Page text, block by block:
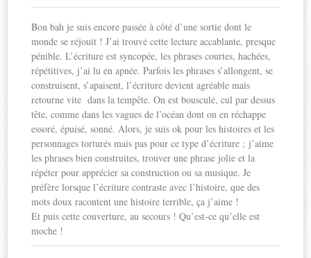
Bon bah je suis encore passée à côté d’une sortie dont le
monde se réjouit ! J’ai trouvé cette lecture accablante, presque
pénible. L’écriture est syncopée, les phrases courtes, hachées,
répétitives, j’ai lu en apnée. Parfois les phrases s’allongent, se
construisent, s’apaisent, l’écriture devient agréable mais
retourne vite dans la tempête. On est bousculé, cul par dessus
tête, comme dans les vagues de l’océan dont on en réchappe
essoré, épuisé, sonné. Alors, je suis ok pour les histoires et les
personnages torturés mais pas pour ce type d’écriture ; j’aime
les phrases bien construites, trouver une phrase jolie et la
répéter pour apprécier sa construction ou sa musique. Je
préfère lorsque l’écriture contraste avec l’histoire, que des
mots doux racontent une histoire terrible, ça j’aime !
Et puis cette couverture, au secours ! Qu’est-ce qu’elle est
moche !